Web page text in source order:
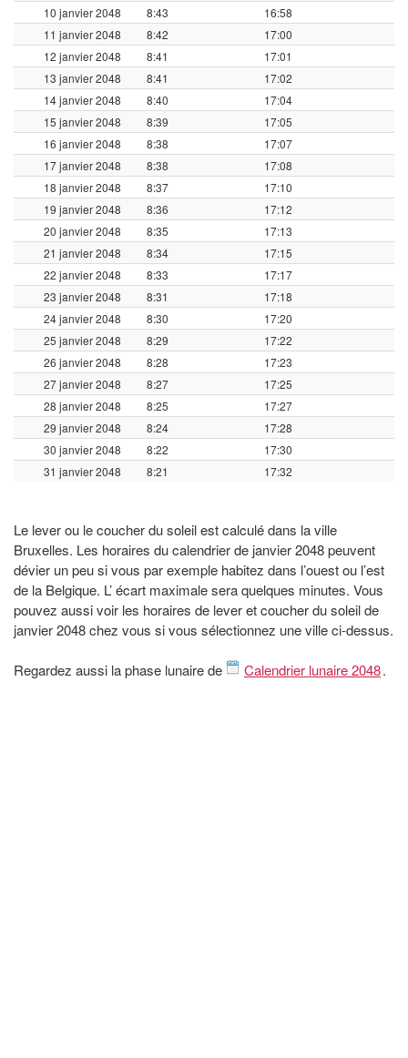
10 janvier 2048 8:43
16:58
11 janvier 2048
8:42
17:00
12 janvier 2048
8:41
17:01
13 janvier 2048
8:41
17:02
14 janvier 2048
8:40
17:04
15 janvier 2048
8:39
17:05
16 janvier 2048
8:38
17:07
17 janvier 2048
8:38
17:08
18 janvier 2048
8:37
17:10
19 janvier 2048
8:36
17:12
20 janvier 2048
8:35
17:13
21 janvier 2048
8:34
17:15
22 janvier 2048
8:33
17:17
23 janvier 2048
8:31
17:18
24 janvier 2048
8:30
17:20
25 janvier 2048
8:29
17:22
26 janvier 2048
8:28
17:23
27 janvier 2048
8:27
17:25
28 janvier 2048
8:25
17:27
29 janvier 2048
8:24
17:28
30 janvier 2048
8:22
17:30
31 janvier 2048
8:21 17:32
Le lever ou le coucher du soleil est calculé dans la ville
Bruxelles. Les horaires du calendrier de janvier 2048 peuvent
dévier un peu si vous par exemple habitez dans l’ouest ou l’est
de la Belgique. L’ écart maximale sera quelques minutes. Vous
pouvez aussi voir les horaires de lever et coucher du soleil de
janvier 2048 chez vous si vous sélectionnez une ville ci-dessus.
Regardez aussi la phase lunaire de Calendrier lunaire 2048.